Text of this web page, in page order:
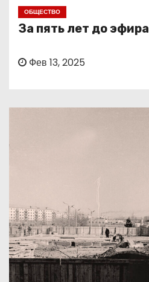
ОБЩЕСТВО
За пять лет до эфира
Фев 13, 2025